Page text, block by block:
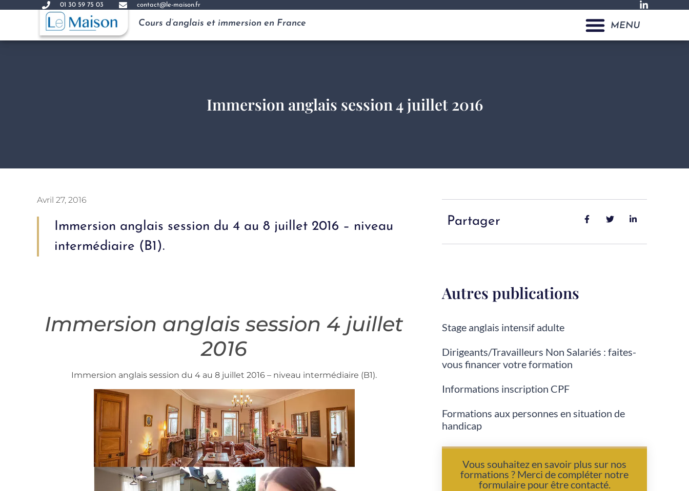
01 30 59 75 03 contact@le-maison.fr
Cours d’anglais et immersion en France MENU
Immersion anglais session 4 juillet 2016
Avril 27, 2016
Immersion anglais session du 4 au 8 juillet 2016 – niveau
intermédiaire (B1).
Immersion anglais session 4 juillet
2016
Immersion anglais session du 4 au 8 juillet 2016 – niveau intermédiaire (B1).
Partager
Autres publications
Stage anglais intensif adulte
Dirigeants/Travailleurs Non Salariés : faites-
vous financer votre formation
Informations inscription CPF
Formations aux personnes en situation de
handicap
Vous souhaitez en savoir plus sur nos
formations ? Merci de compléter notre
formulaire pour être contacté.